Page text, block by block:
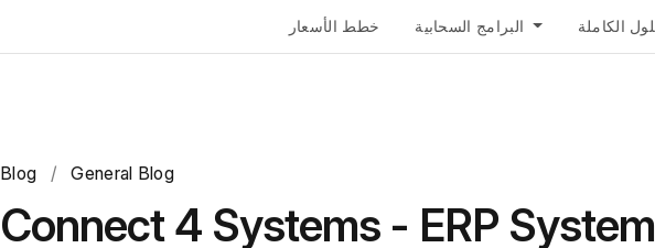
خطط الأسعار
Blog / General Blog
Connect 4 Systems - ERP System أبرز 7 أخطاء